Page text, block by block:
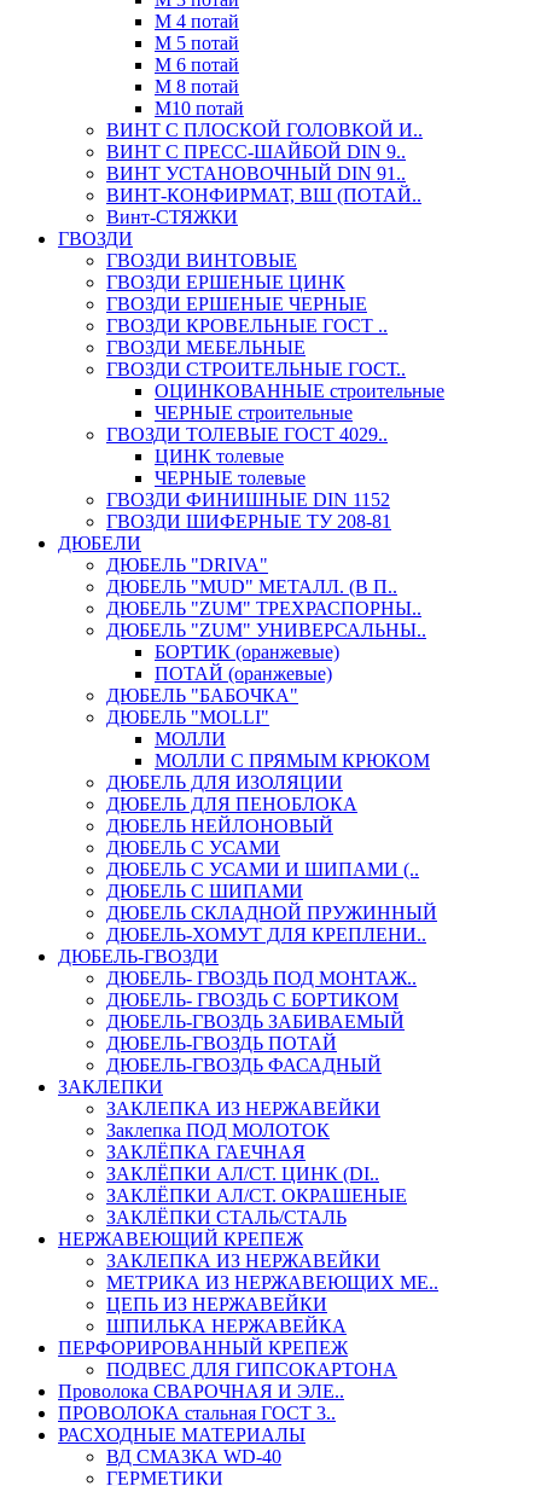
М 4 потай
М 5 потай
М 6 потай
М 8 потай
М10 потай
ВИНТ С ПЛОСКОЙ ГОЛОВКОЙ И..
ВИНТ С ПРЕСС-ШАЙБОЙ DIN 9..
ВИНТ УСТАНОВОЧНЫЙ DIN 91..
ВИНТ-КОНФИРМАТ, ВШ (ПОТАЙ..
Винт-СТЯЖКИ
ГВОЗДИ
ГВОЗДИ ВИНТОВЫЕ
ГВОЗДИ ЕРШЕНЫЕ ЦИНК
ГВОЗДИ ЕРШЕНЫЕ ЧЕРНЫЕ
ГВОЗДИ КРОВЕЛЬНЫЕ ГОСТ ..
ГВОЗДИ МЕБЕЛЬНЫЕ
ГВОЗДИ СТРОИТЕЛЬНЫЕ ГОСТ..
ОЦИНКОВАННЫЕ строительные
ЧЕРНЫЕ строительные
ГВОЗДИ ТОЛЕВЫЕ ГОСТ 4029..
ЦИНК толевые
ЧЕРНЫЕ толевые
ГВОЗДИ ФИНИШНЫЕ DIN 1152
ГВОЗДИ ШИФЕРНЫЕ ТУ 208-81
ДЮБЕЛИ
ДЮБЕЛЬ "DRIVA"
ДЮБЕЛЬ "MUD" МЕТАЛЛ. (В П..
ДЮБЕЛЬ "ZUM" ТРЕХРАСПОРНЫ..
ДЮБЕЛЬ "ZUM" УНИВЕРСАЛЬНЫ..
БОРТИК (оранжевые)
ПОТАЙ (оранжевые)
ДЮБЕЛЬ "БАБОЧКА"
ДЮБЕЛЬ "МOLLI"
МОЛЛИ
МОЛЛИ С ПРЯМЫМ КРЮКОМ
ДЮБЕЛЬ ДЛЯ ИЗОЛЯЦИИ
ДЮБЕЛЬ ДЛЯ ПЕНОБЛОКА
ДЮБЕЛЬ НЕЙЛОНОВЫЙ
ДЮБЕЛЬ С УСАМИ
ДЮБЕЛЬ С УСАМИ И ШИПАМИ (..
ДЮБЕЛЬ С ШИПАМИ
ДЮБЕЛЬ СКЛАДНОЙ ПРУЖИННЫЙ
ДЮБЕЛЬ-ХОМУТ ДЛЯ КРЕПЛЕНИ..
ДЮБЕЛЬ-ГВОЗДИ
ДЮБЕЛЬ- ГВОЗДЬ ПОД МОНТАЖ..
ДЮБЕЛЬ- ГВОЗДЬ С БОРТИКОМ
ДЮБЕЛЬ-ГВОЗДЬ ЗАБИВАЕМЫЙ
ДЮБЕЛЬ-ГВОЗДЬ ПОТАЙ
ДЮБЕЛЬ-ГВОЗДЬ ФАСАДНЫЙ
ЗАКЛЕПКИ
ЗАКЛЕПКА ИЗ НЕРЖАВЕЙКИ
Заклепка ПОД МОЛОТОК
ЗАКЛЁПКА ГАЕЧНАЯ
ЗАКЛЁПКИ АЛ/СТ. ЦИНК (DI..
ЗАКЛЁПКИ АЛ/СТ. ОКРАШЕНЫЕ
ЗАКЛЁПКИ СТАЛЬ/СТАЛЬ
НЕРЖАВЕЮЩИЙ КРЕПЕЖ
ЗАКЛЕПКА ИЗ НЕРЖАВЕЙКИ
МЕТРИКА ИЗ НЕРЖАВЕЮЩИХ МЕ..
ЦЕПЬ ИЗ НЕРЖАВЕЙКИ
ШПИЛЬКА НЕРЖАВЕЙКА
ПЕРФОРИРОВАННЫЙ КРЕПЕЖ
ПОДВЕС ДЛЯ ГИПСОКАРТОНА
Проволока СВАРОЧНАЯ И ЭЛЕ..
ПРОВОЛОКА стальная ГОСТ 3..
РАСХОДНЫЕ МАТЕРИАЛЫ
ВД СМАЗКА WD-40
ГЕРМЕТИКИ